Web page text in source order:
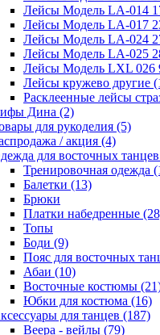
Лейсы Модель LA-014
Лейсы Модель LA-017
Лейсы Модель LA-024
Лейсы Модель LA-025
Лейсы Модель LXL 026
Лейсы кружево другие
Расклеенные лейсы
Дина (2)
для рукоделия (5)
/ акция (4)
для восточных
Тренировочная одежда
Балетки (13)
Брюки
Платки набедренные
Топы
Боди (9)
Пояс для восточных
Абаи (10)
Восточные костюмы
Юбки для костюма (16)
для танцев (187)
Веера - вейлы (79)